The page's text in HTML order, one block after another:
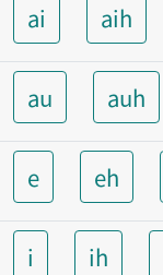
ai aih
au auh
e eh
i ih